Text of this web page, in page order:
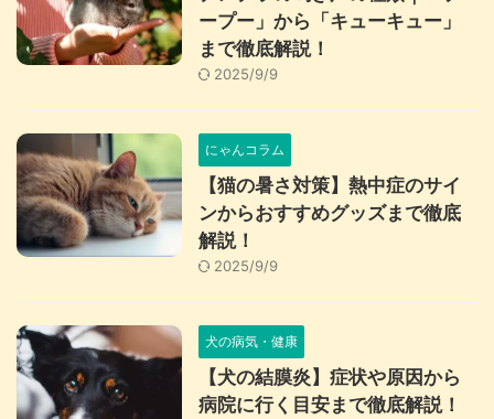
ープー」から「キューキュー」
まで徹底解説！
2025/9/9
にゃんコラム
【猫の暑さ対策】熱中症のサイ
ンからおすすめグッズまで徹底
解説！
2025/9/9
犬の病気・健康
【犬の結膜炎】症状や原因から
病院に行く目安まで徹底解説！